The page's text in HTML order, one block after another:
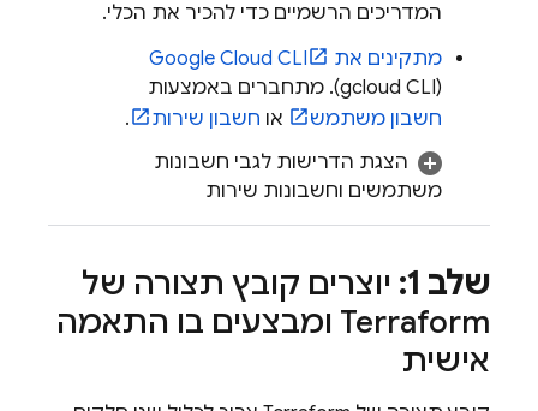
המדריכים הרשמיים כדי להכיר את הכלי.
מתקינים את
Google Cloud CLI
(gcloud CLI). מתחברים באמצעות
חשבון משתמש
או חשבון שירות
.
הצגת הדרישות לגבי חשבונות
משתמשים וחשבונות שירות
שלב 1:
יוצרים קובץ תצורה של
Terraform ומבצעים בו התאמה
אישית